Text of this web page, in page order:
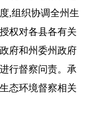
,组织协调全州生
权对各县各有关
府和州委州政府
行督察问责。承
态环境督察相关